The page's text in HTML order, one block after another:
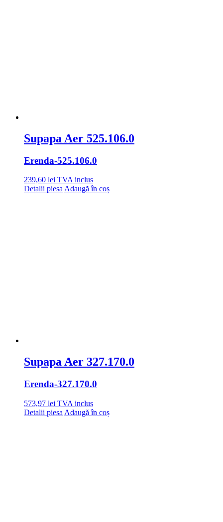
Supapa Aer 525.106.0
Erenda-525.106.0
239,60 lei TVA inclus
Detalii piesa Adaugă în coș
Supapa Aer 327.170.0
Erenda-327.170.0
573,97 lei TVA inclus
Detalii piesa Adaugă în coș